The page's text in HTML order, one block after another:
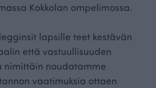
Kokkolan ompelimossa.
lapsille teet kestävän
että vastuullisuuden
nimittäin noudatamme
vaatimuksia ottaen